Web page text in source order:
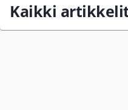
Kaikki